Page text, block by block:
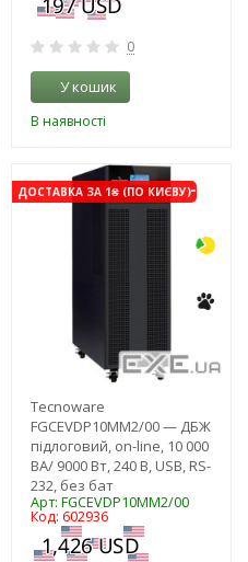
0
У кошик
В наявності
ДОСТАВКА ЗА 1₴ (ПО КИЄВУ)-3%
Tecnoware
FGCEVDP10MM2/00 — ДБЖ
підлоговий, оn-line, 10 000
ВА/ 9000 Вт, 240 В, USB, RS-
232, без бат
Арт: FGCEVDP10MM2/00
Код: 602936